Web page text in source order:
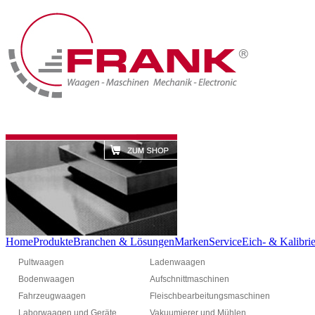
HomeProdukteBranchen & LösungenMarkenServiceEich- &
Pultwaagen
Bodenwaagen
Fahrzeugwaagen
Laborwaagen und Geräte
Ladenwaagen
Aufschnittmaschinen
Fleischbearbeitungsmaschinen
Vakuumierer und Mühlen